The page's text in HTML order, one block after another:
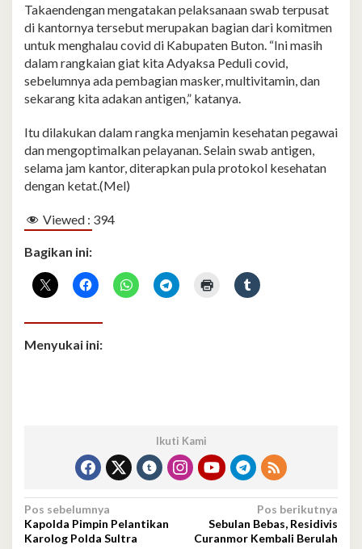
Takaendengan mengatakan pelaksanaan swab terpusat
di kantornya tersebut merupakan bagian dari komitmen
untuk menghalau covid di Kabupaten Buton. “Ini masih
dalam rangkaian giat kita Adyaksa Peduli covid,
sebelumnya ada pembagian masker, multivitamin, dan
sekarang kita adakan antigen,” katanya.
Itu dilakukan dalam rangka menjamin kesehatan pegawai
dan mengoptimalkan pelayanan. Selain swab antigen,
selama jam kantor, diterapkan pula protokol kesehatan
dengan ketat.(Mel)
Viewed : 394
Bagikan ini:
Menyukai ini:
Ikuti Kami
Navigasi
pos
Pos sebelumnya
Kapolda Pimpin Pelantikan
Karolog Polda Sultra
Pos berikutnya
Sebulan Bebas, Residivis
Curanmor Kembali Berulah